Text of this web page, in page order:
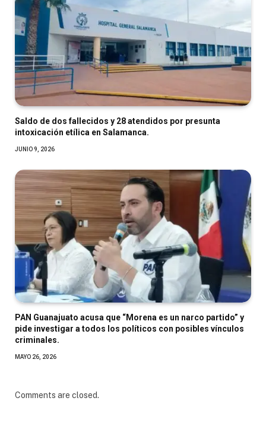
Saldo de dos fallecidos y 28 atendidos por presunta
intoxicación etílica en Salamanca.
JUNIO 9, 2026
PAN Guanajuato acusa que “Morena es un narco partido” y
pide investigar a todos los políticos con posibles vínculos
criminales.
MAYO 26, 2026
Comments are closed.